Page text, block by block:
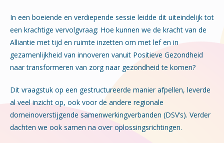
In een boeiende en verdiepende sessie leidde dit uiteindelijk tot
een krachtige vervolgvraag: Hoe kunnen we de kracht van de
Alliantie met tijd en ruimte inzetten om met lef en in
gezamenlijkheid van innoveren vanuit Positieve Gezondheid
naar transformeren van zorg naar gezondheid te komen?
Dit vraagstuk op een gestructureerde manier afpellen, leverde
al veel inzicht op, ook voor de andere regionale
domeinoverstijgende samenwerkingverbanden (DSV’s). Verder
dachten we ook samen na over oplossingsrichtingen.